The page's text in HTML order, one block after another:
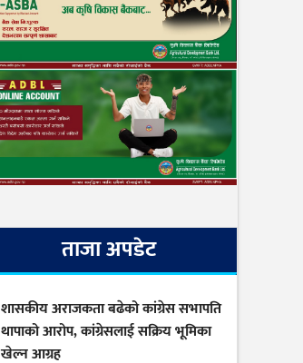
ताजा अपडेट
शासकीय अराजकता बढेको कांग्रेस सभापति
थापाको आरोप, कांग्रेसलाई सक्रिय भूमिका
खेल्न आग्रह